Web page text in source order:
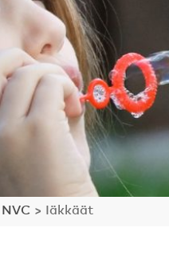
NVC > Iäkkäät